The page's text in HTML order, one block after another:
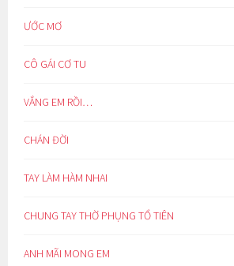
ƯỚC MƠ
CÔ GÁI CƠ TU
VẮNG EM RỒI…
CHÁN ĐỜI
TAY LÀM HÀM NHAI
CHUNG TAY THỜ PHỤNG TỔ TIÊN
ANH MÃI MONG EM